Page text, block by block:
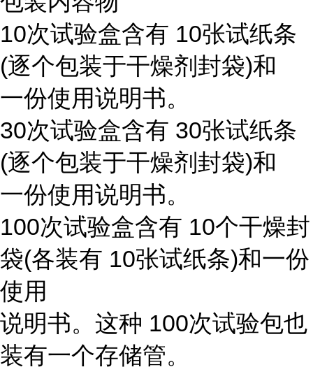
10次试验盒含有 10张试纸条
(逐个包装于干燥剂封袋)和
一份使用说明书。
30次试验盒含有 30张试纸条
(逐个包装于干燥剂封袋)和
一份使用说明书。
100次试验盒含有 10个干燥封
袋(各装有 10张试纸条)和一份
使用
说明书。这种 100次试验包也
装有一个存储管。